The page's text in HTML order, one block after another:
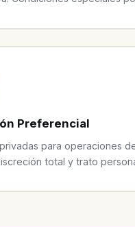
Preferencial
para operaciones
total y trato